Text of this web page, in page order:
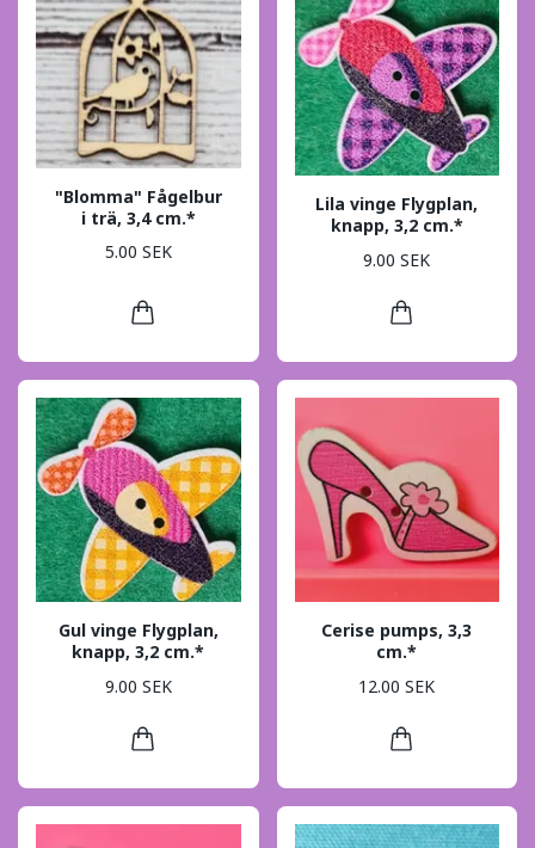
"Blomma" Fågelbur
i trä, 3,4 cm.*
5.00 SEK
Lila vinge Flygplan,
knapp, 3,2 cm.*
9.00 SEK
Gul vinge Flygplan,
knapp, 3,2 cm.*
9.00 SEK
Cerise pumps, 3,3
cm.*
12.00 SEK